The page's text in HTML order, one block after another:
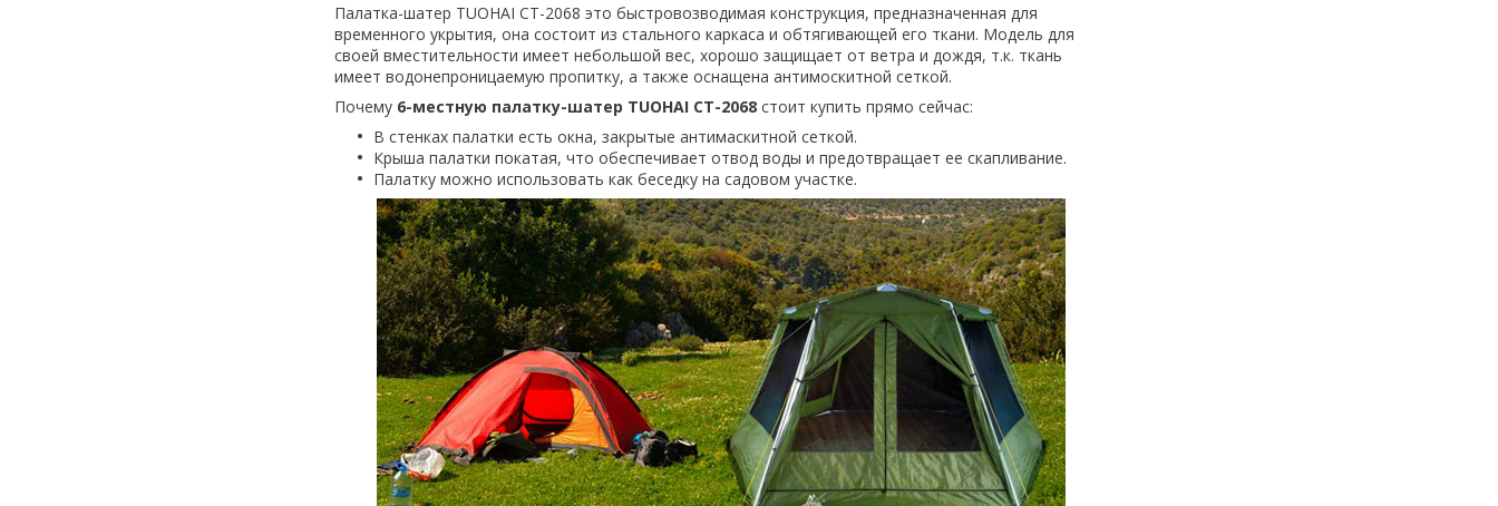
Палатка-шатер TUOHAI CT-2068 это быстровозводимая конструкция, предназначенная для
временного укрытия, она состоит из стального каркаса и обтягивающей его ткани. Модель для
своей вместительности имеет небольшой вес, хорошо защищает от ветра и дождя, т.к. ткань
имеет водонепроницаемую пропитку, а также оснащена антимоскитной сеткой.
Почему 6-местную палатку-шатер TUOHAI CT-2068 стоит купить прямо сейчас:
В стенках палатки есть окна, закрытые антимаскитной сеткой.
Крыша палатки покатая, что обеспечивает отвод воды и предотвращает ее скапливание.
Палатку можно использовать как беседку на садовом участке.